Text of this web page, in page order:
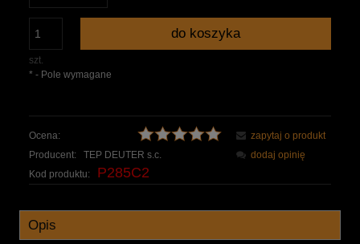
szt.
do koszyka
* - Pole wymagane
Ocena:
Producent:
TEP DEUTER s.c.
Kod produktu:
P285C2
zapytaj o produkt
dodaj opinię
Opis